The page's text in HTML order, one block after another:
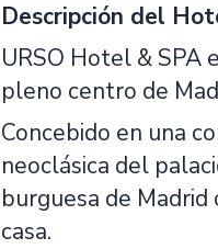
Descripción del
URSO Hotel & SPA
pleno centro de
Concebido en una
neoclásica del
burguesa de
casa.